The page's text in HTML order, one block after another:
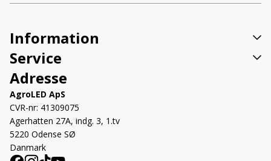
Information
Service
Adresse
AgroLED ApS
CVR-nr: 41309075
Agerhatten 27A, indg. 3, 1.tv
5220 Odense SØ
Danmark